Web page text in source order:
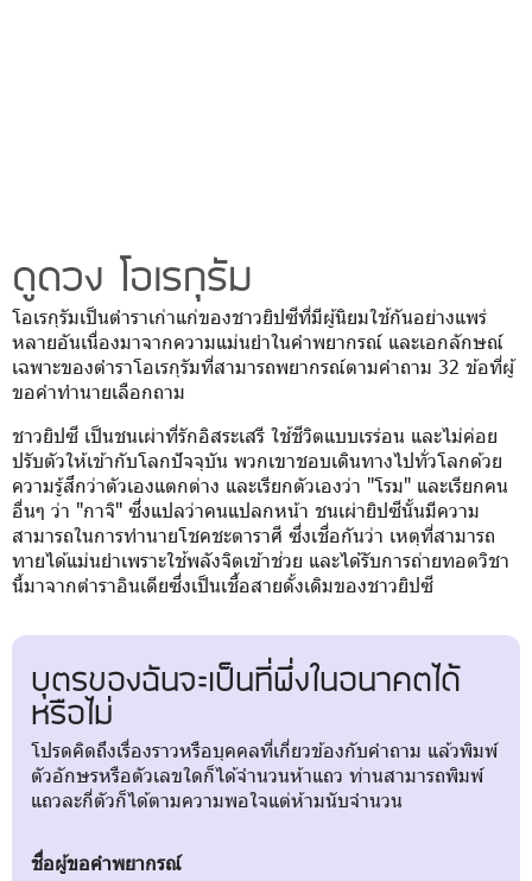
ดูดวง โอเรกุรัม
โอเรกุรัมเป็นตำราเก่าแก่ของชาวยิปซีที่มีผู้นิยมใช้กันอย่างแพร่
หลายอันเนื่องมาจากความแม่นยำในคำพยากรณ์ และเอกลักษณ์
เฉพาะของตำราโอเรกุรัมที่สามารถพยากรณ์ตามคำถาม 32 ข้อที่ผู้
ขอคำทำนายเลือกถาม
ชาวยิปซี เป็นชนเผ่าที่รักอิสระเสรี ใช้ชีวิตแบบเรร่อน และไม่ค่อย
ปรับตัวให้เข้ากับโลกปัจจุบัน พวกเขาชอบเดินทางไปทั่วโลกด้วย
ความรู้สึกว่าตัวเองแตกต่าง และเรียกตัวเองว่า "โรม" และเรียกคน
อื่นๆ ว่า "กาจิ" ซึ่งแปลว่าคนแปลกหน้า ชนเผ่ายิปซีนั้นมีความ
สามารถในการทำนายโชคชะตาราศี ซึ่งเชื่อกันว่า เหตุที่สามารถ
ทายได้แม่นยำเพราะใช้พลังจิตเข้าช่วย และได้รับการถ่ายทอดวิชา
นี้มาจากตำราอินเดียซึ่งเป็นเชื้อสายดั้งเดิมของชาวยิปซี
บุตรของฉันจะเป็นที่พึ่งในอนาคตได้
หรือไม่
โปรดคิดถึงเรื่องราวหรือบุคคลที่เกี่ยวข้องกับคำถาม แล้วพิมพ์
ตัวอักษรหรือตัวเลขใดก็ได้จำนวนห้าแถว ท่านสามารถพิมพ์
แถวละกี่ตัวก็ได้ตามความพอใจแต่ห้ามนับจำนวน
ชื่อผู้ขอคำพยากรณ์